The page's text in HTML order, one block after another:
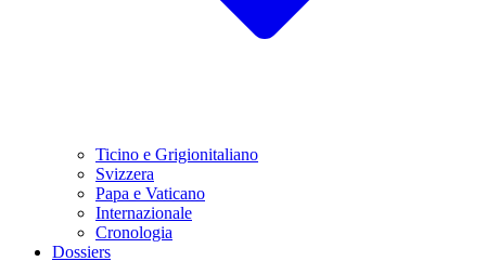
Ticino e Grigionitaliano
Svizzera
Papa e Vaticano
Internazionale
Cronologia
Dossiers